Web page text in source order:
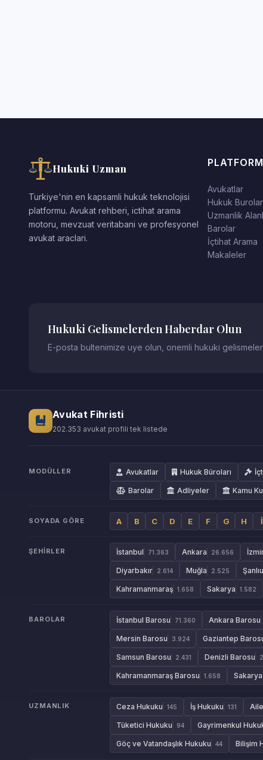
Hukuki Uzman
Turkiye'nin en kapsamli hukuk teknolojisi
platformu. Avukat rehberi, ictihat arama
motoru, mevzuat veritabani ve profesyonel
avukat araclari.
PLATFORM
Avukatlar
Hukuk
Uzmanlik
Barolar
İçtihat Arama
Makaleler
Hukuki Gelismelerden Haberdar Olun
E-posta bultenimize uye olun, onemli hukuki
Avukat Fihristi
202.353 avukat profili tek listede
MODÜLLER Avukatlar Hukuk Büroları
Barolar Adliyeler Kamu
SOYADA GÖRE A B C D E F G H İ
ŞEHIRLER İstanbul 71.363 Ankara 26.656
Diyarbakır 2.614 Muğla 2.525
Kahramanmaraş 1.658 Sakarya 1.582
BAROLAR İstanbul Barosu 71.360 Ankara Barosu
Mersin Barosu 3.924 Gaziantep
Samsun Barosu 2.431 Denizli Barosu
Kahramanmaraş Barosu 1.658
UZMANLIK Ceza Hukuku 145 İş Hukuku 131
Tüketici Hukuku 94 Gayrimenkul
Göç ve Vatandaşlık Hukuku 44 Bilişim